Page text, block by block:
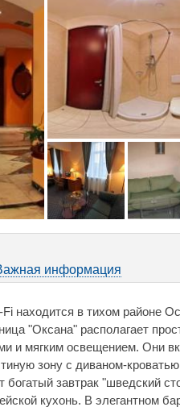
информация
находится в тихом районе
"Оксана" располагает
и мягким освещением. Они
зону с диваном-
богатый завтрак "шведский
кухонь. В элегантном